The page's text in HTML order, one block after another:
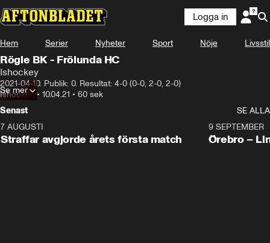
Logga in
Hem Serier Nyheter Sport Nöje Livsstil
Rögle BK - Frölunda HC
Ishockey
2021-04-10. Publik: 0. Resultat: 4-0 (0-0, 2-0, 2-0)
Ishockey• 10.04.21 • 60 sek
Se mer
Senast
SE ALLA
7 AUGUSTI
Straffar avgjorde årets första match
Plus
9 SEPTEMBER
Örebro –